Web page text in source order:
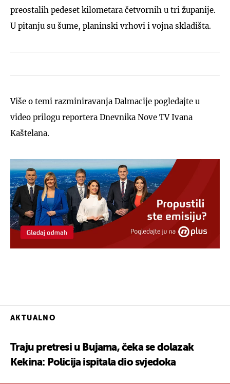
preostalih pedeset kilometara četvornih u tri županije.
U pitanju su šume, planinski vrhovi i vojna skladišta.
Više o temi razminiravanja Dalmacije pogledajte u
video prilogu reportera Dnevnika Nove TV Ivana
Kaštelana.
AKTUALNO
Traju pretresi u Bujama, čeka se dolazak
Kekina: Policija ispitala dio svjedoka